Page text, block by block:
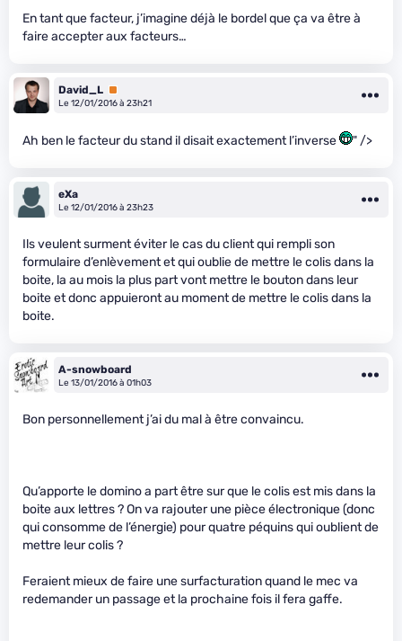
En tant que facteur, j’imagine déjà le bordel que ça va être à
faire accepter aux facteurs…
David_L Premium
Le 12/01/2016 à 23h21
Ah ben le facteur du stand il disait exactement l’inverse " />
eXa
Le 12/01/2016 à 23h23
Ils veulent surment éviter le cas du client qui rempli son
formulaire d’enlèvement et qui oublie de mettre le colis dans la
boite, la au mois la plus part vont mettre le bouton dans leur
boite et donc appuieront au moment de mettre le colis dans la
boite.
A-snowboard
Le 13/01/2016 à 01h03
Bon personnellement j’ai du mal à être convaincu.
Qu’apporte le domino a part être sur que le colis est mis dans la
boite aux lettres ? On va rajouter une pièce électronique (donc
qui consomme de l’énergie) pour quatre péquins qui oublient de
mettre leur colis ?
Feraient mieux de faire une surfacturation quand le mec va
redemander un passage et la prochaine fois il fera gaffe.